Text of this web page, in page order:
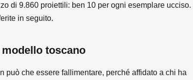
di 9.860 proiettili: ben 10 per ogni esemplare ucciso.
in seguito.
toscano
può che essere fallimentare, perché affidato a chi ha